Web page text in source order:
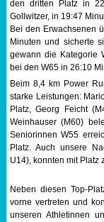
den dritten Platz in
Gollwitzer, in 19:47
Bei den Erwachsenen
Minuten und sicherte
gewann die Kategorie
bei den W65 in 26:10
Beim 8,4 km Power
starke Leistungen:
Platz, Georg Feicht
Weinhauser (M60)
Seniorinnen W55
Platz. Auch unsere
U14), konnten mit Platz
Neben diesen Top-
vorne vertreten und
unseren Athletinnen